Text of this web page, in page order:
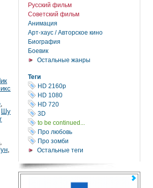
Русский фильм
Советский фильм
Анимация
Арт-хаус / Авторское кино
Биография
Боевик
Остальные жанры
Теги
HD 2160р
HD 1080
HD 720
3D
to be continued...
Про любовь
Про зомби
Остальные теги
Шу